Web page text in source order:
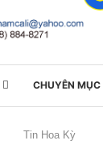
CHUYÊN MỤC
Tin Hoa Kỳ